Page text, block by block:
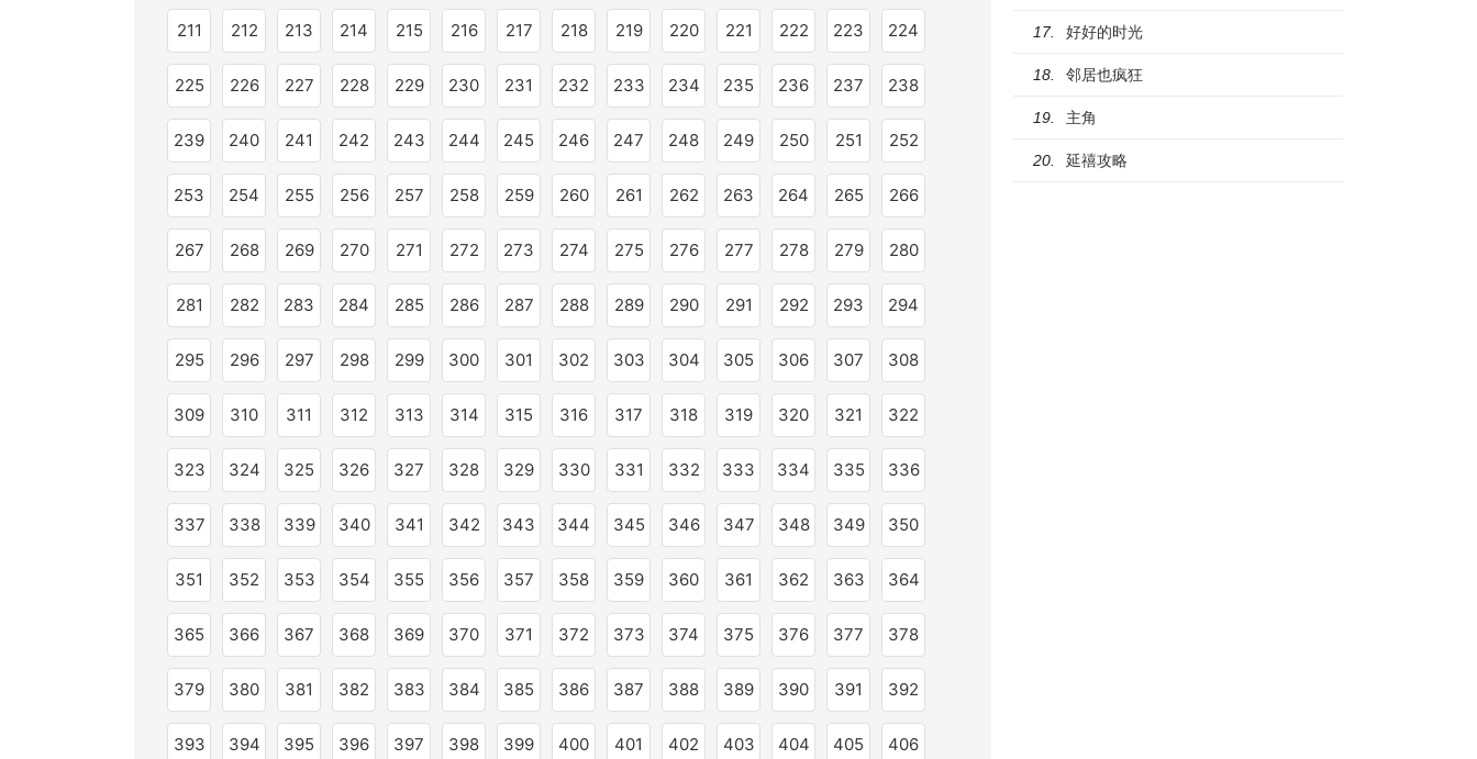
211 212 213 214 215 216 217 218 219 220 221 222 223 224
225 226 227 228 229 230 231 232 233 234 235 236 237 238
239 240 241 242 243 244 245 246 247 248 249 250 251 252
253 254 255 256 257 258 259 260 261 262 263 264 265 266
267 268 269 270 271 272 273 274 275 276 277 278 279 280
281 282 283 284 285 286 287 288 289 290 291 292 293 294
295 296 297 298 299 300 301 302 303 304 305 306 307 308
309 310 311 312 313 314 315 316 317 318 319 320 321 322
323 324 325 326 327 328 329 330 331 332 333 334 335 336
337 338 339 340 341 342 343 344 345 346 347 348 349 350
351 352 353 354 355 356 357 358 359 360 361 362 363 364
365 366 367 368 369 370 371 372 373 374 375 376 377 378
379 380 381 382 383 384 385 386 387 388 389 390 391 392
393 394 395 396 397 398 399 400 401 402 403 404 405 406
17. 好好的时光
18. 邻居也疯狂
19. 主角
20. 延禧攻略